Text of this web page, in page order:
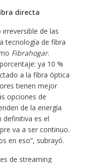
directa
de las
tecnología de fibra
Fibrahogar.
ya 10 %
a la fibra óptica
tienen mejor
opciones de
de la energía
definitiva es el
va a ser continuo.
en eso”, subrayó.
de streaming